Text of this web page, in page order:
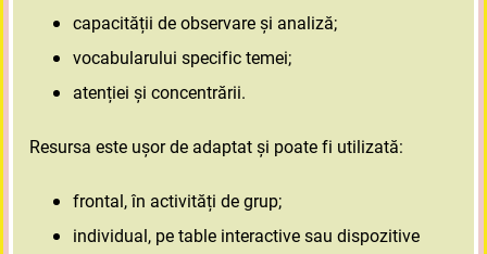
capacității de observare și analiză;
vocabularului specific temei;
atenției și concentrării.
Resursa este ușor de adaptat și poate fi utilizată:
frontal, în activități de grup;
individual, pe table interactive sau dispozitive